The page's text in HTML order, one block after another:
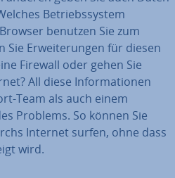
Be­triebs­sys­tem
benutzen Sie zum
Sie Er­wei­te­run­gen für diesen
Firewall oder gehen Sie
All diese In­for­ma­tio­nen
Team als auch einem
Problems. So können Sie
Internet surfen, ohne dass
wird.